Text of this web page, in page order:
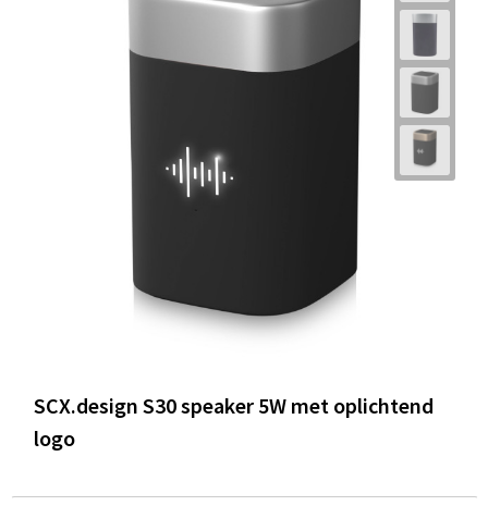
SCX.design S30 speaker 5W met oplichtend
logo